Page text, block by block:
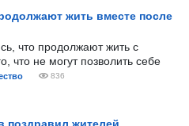
жить вместе после
что продолжают жить с
что не могут позволить себе
836